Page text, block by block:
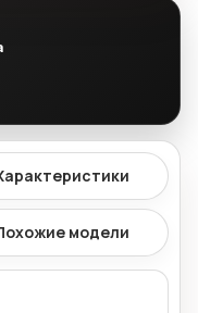
модели